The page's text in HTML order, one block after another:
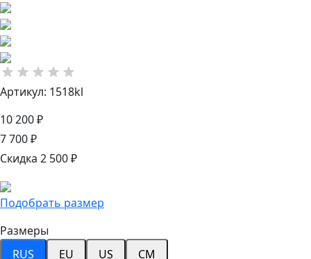
Артикул: 1518kl
10 200 ₽
7 700 ₽
Скидка 2 500 ₽
Подобрать размер
Размеры
RUS
EU US CM